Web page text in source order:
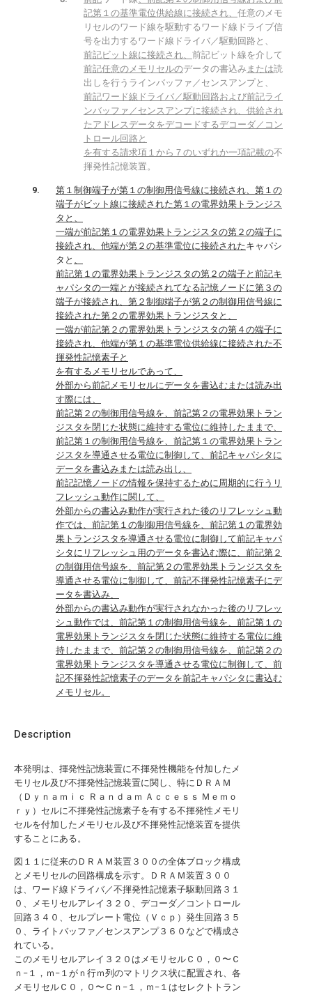
Description
本発明は、揮発性記憶装置に不揮発性機能を付加したメ
モリセル及び不揮発性記憶装置に関し、特にＤＲＡＭ
（Ｄｙｎａｍｉｃ Ｒａｎｄａｍ Ａｃｃｅｓｓ Ｍｅｍｏ
ｒｙ）セルに不揮発性記憶素子を有する不揮発性メモリ
セルを付加したメモリセル及び不揮発性記憶装置を提供
することにある。
図１１に従来のＤＲＡＭ装置３００の全体ブロック構成
とメモリセルの回路構成を示す。ＤＲＡＭ装置３００
は、ワード線ドライバ／不揮発性記憶素子駆動回路３１
０、メモリセルアレイ３２０、デコーダ／コントロール
回路３４０、セルプレート電位（Ｖｃｐ）発生回路３５
０、ライトバッファ／センスアンプ３６０などで構成さ
れている。
このメモリセルアレイ３２０はメモリセルＣ０，０〜Ｃ
ｎ−１，ｍ−１がｎ行ｍ列のマトリクス状に配置され、各
メモリセルＣ０，０〜Ｃｎ−１，ｍ−１はセレクトトラン
記第１の基準電位供給線に接続され、 任意のメモ
リセルのワード線を駆動するワード線ドライブ信
号を出力するワード線ドライバ／駆動回路と、
前記ビット線に接続され、 前記ビット線を介して
前記任意のメモリセルのデータの書込み または読
出しを行うラインバッファ／センスアンプと、
前記ワード線ドライバ／駆動回路および前記ライ
ンバッファ／センスアンプに接続され、供給され
たアドレスデータをデコードするデコーダ／コン
トロール回路と
を有する請求項１から７のいずれか一項記載の不
揮発性記憶装置。
第１制御端子が第１の制御用信号線に接続され、第１の
端子がビット線に接続された第１の電界効果トランジス
タと、
一端が前記第１の電界効果トランジスタの第２の端子に
接続され、他端が第２の基準電位に接続されたキャパシ
タと 、
前記第１の電界効果トランジスタの第２の端子と前記キ
ャパシタの一端とが接続されてなる記憶ノードに第３の
端子が接続され、第２制御端子が第２の制御用信号線に
接続された第２の電界効果トランジスタと、
一端が前記第２の電界効果トランジスタの第４の端子に
接続され、他端が第１の基準電位供給線に接続された不
揮発性記憶素子と
を有するメモリセルであって、
外部から前記メモリセルにデータを書込むまたは読み出
す際には、
前記第２の制御用信号線を、前記第２の電界効果トラン
ジスタを閉じた状態に維持する電位に維持したままで、
前記第１の制御用信号線を、前記第１の電界効果トラン
ジスタを導通させる電位に制御して、前記キャパシタに
データを書込みまたは読み出し、
前記記憶ノードの情報を保持するために周期的に行うリ
フレッシュ動作に関して、
外部からの書込み動作が実行された後のリフレッシュ動
作では、前記第１の制御用信号線を、前記第１の電界効
果トランジスタを導通させる電位に制御して前記キャパ
シタにリフレッシュ用のデータを書込む際に、前記第２
の制御用信号線を、前記第２の電界効果トランジスタを
導通させる電位に制御して、前記不揮発性記憶素子にデ
ータを書込み、
外部からの書込み動作が実行されなかった後のリフレッ
シュ動作では、前記第１の制御用信号線を、前記第１の
電界効果トランジスタを閉じた状態に維持する電位に維
持したままで、前記第２の制御用信号線を、前記第２の
電界効果トランジスタを導通させる電位に制御して、前
記不揮発性記憶素子のデータを前記キャパシタに書込む
メモリセル。